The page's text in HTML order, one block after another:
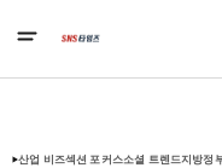
산업 비즈섹션 포커스소셜 트렌드지방정